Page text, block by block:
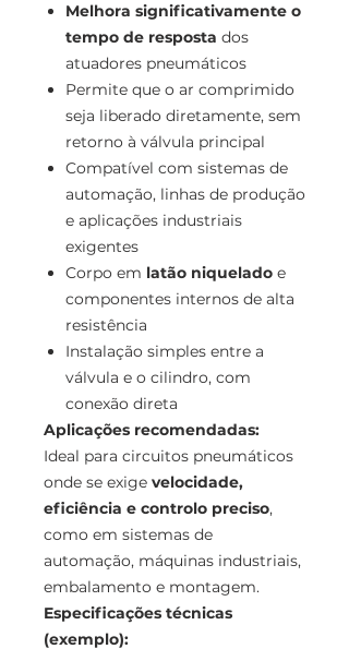
Melhora significativamente o
tempo de resposta dos
atuadores pneumáticos
Permite que o ar comprimido
seja liberado diretamente, sem
retorno à válvula principal
Compatível com sistemas de
automação, linhas de produção
e aplicações industriais
exigentes
Corpo em latão niquelado e
componentes internos de alta
resistência
Instalação simples entre a
válvula e o cilindro, com
conexão direta
Aplicações recomendadas:
Ideal para circuitos pneumáticos
onde se exige velocidade,
eficiência e controlo preciso,
como em sistemas de
automação, máquinas industriais,
embalamento e montagem.
Especificações técnicas
(exemplo):